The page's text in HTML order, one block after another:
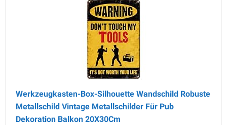
Werkzeugkasten-Box-Silhouette Wandschild Robuste
Metallschild Vintage Metallschilder Für Pub
Dekoration Balkon 20X30Cm